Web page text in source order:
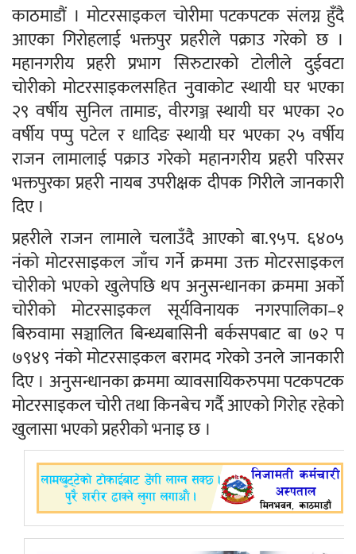
काठमाडौं । मोटरसाइकल चोरीमा पटकपटक संलग्न हुँदै
आएका गिरोहलाई भक्तपुर प्रहरीले पक्राउ गरेको छ ।
महानगरीय प्रहरी प्रभाग सिरुटारको टोलीले दुईवटा
चोरीको मोटरसाइकलसहित नुवाकोट स्थायी घर भएका
२९ वर्षीय सुनिल तामाङ, वीरगञ्ज स्थायी घर भएका २०
वर्षीय पप्पु पटेल र धादिङ स्थायी घर भएका २५ वर्षीय
राजन लामालाई पक्राउ गरेको महानगरीय प्रहरी परिसर
भक्तपुरका प्रहरी नायब उपरीक्षक दीपक गिरीले जानकारी
दिए ।
प्रहरीले राजन लामाले चलाउँदै आएको बा.९५प. ६४०५
नंको मोटरसाइकल जाँच गर्ने क्रममा उक्त मोटरसाइकल
चोरीको भएको खुलेपछि थप अनुसन्धानका क्रममा अर्को
चोरीको मोटरसाइकल सूर्यविनायक नगरपालिका–१
बिरुवामा सञ्चालित बिन्ध्यबासिनी बर्कसपबाट बा ७२ प
७९४९ नंको मोटरसाइकल बरामद गरेको उनले जानकारी
दिए । अनुसन्धानका क्रममा व्यावसायिकरुपमा पटकपटक
मोटरसाइकल चोरी तथा किनबेच गर्दै आएको गिरोह रहेको
खुलासा भएको प्रहरीको भनाइ छ ।